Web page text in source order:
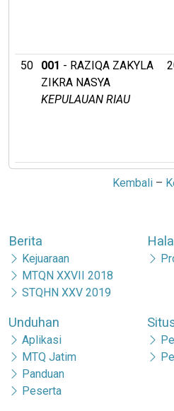
50
001 - RAZIQA ZAKYLA
ZIKRA NASYA
KEPULAUAN RIAU
Kembali –
Berita
Kejuaraan
MTQN XXVII 2018
STQHN XXV 2019
Unduhan
Aplikasi
MTQ Jatim
Panduan
Peserta